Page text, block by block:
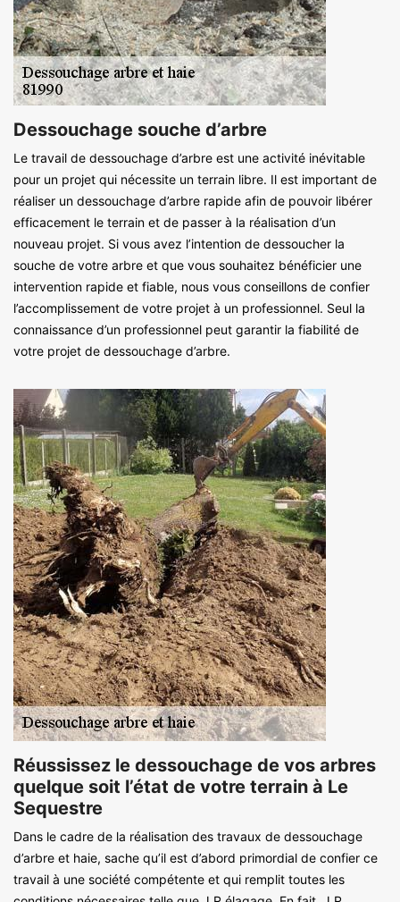
Dessouchage souche d’arbre
Le travail de dessouchage d’arbre est une activité inévitable
pour un projet qui nécessite un terrain libre. Il est important de
réaliser un dessouchage d’arbre rapide afin de pouvoir libérer
efficacement le terrain et de passer à la réalisation d’un
nouveau projet. Si vous avez l’intention de dessoucher la
souche de votre arbre et que vous souhaitez bénéficier une
intervention rapide et fiable, nous vous conseillons de confier
l’accomplissement de votre projet à un professionnel. Seul la
connaissance d’un professionnel peut garantir la fiabilité de
votre projet de dessouchage d’arbre.
Réussissez le dessouchage de vos arbres
quelque soit l’état de votre terrain à Le
Sequestre
Dans le cadre de la réalisation des travaux de dessouchage
d’arbre et haie, sache qu’il est d’abord primordial de confier ce
travail à une société compétente et qui remplit toutes les